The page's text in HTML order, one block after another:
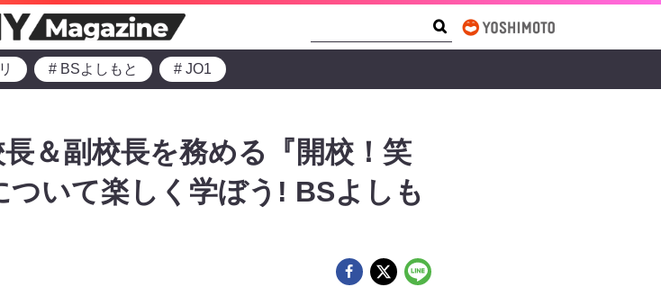
# BSよしもと # JO1
＆副校長を務める『開校！笑
ついて楽しく学ぼう! BSよしも